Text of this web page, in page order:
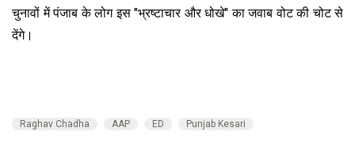
चुनावों में पंजाब के लोग इस "भ्रष्टाचार और धोखे" का जवाब वोट की चोट से
देंगे।
Raghav Chadha AAP ED Punjab Kesari